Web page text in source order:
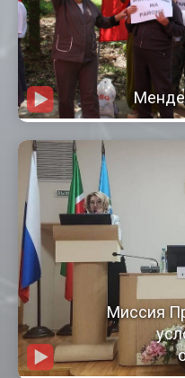
Миссия